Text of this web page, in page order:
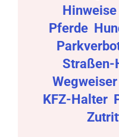
Hinweise
Pferde
Straßen-
Wegweiser
KFZ-Halter